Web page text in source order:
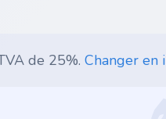
de 25%. Changer en